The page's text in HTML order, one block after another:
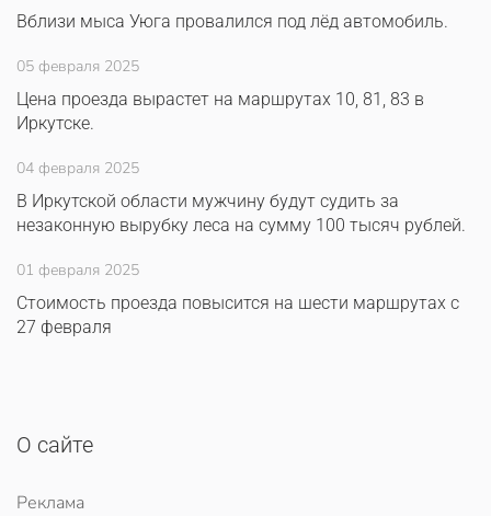
Вблизи мыса Уюга провалился под лёд автомобиль.
05 февраля 2025
Цена проезда вырастет на маршрутах 10, 81, 83 в
Иркутске.
04 февраля 2025
В Иркутской области мужчину будут судить за
незаконную вырубку леса на сумму 100 тысяч рублей.
01 февраля 2025
Стоимость проезда повысится на шести маршрутах с
27 февраля
О сайте
Реклама